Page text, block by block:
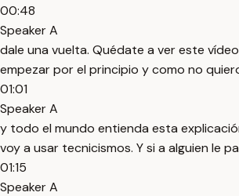
00:48
Speaker A
dale una vuelta. Quédate a ver este
empezar por el principio y como no
01:01
Speaker A
y todo el mundo entienda esta
voy a usar tecnicismos. Y si a alguien le
01:15
Speaker A